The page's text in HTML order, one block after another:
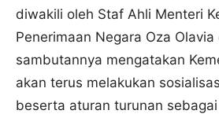
diwakili oleh Staf Ahli Menteri
Penerimaan Negara Oza Olavia
sambutannya mengatakan
akan terus melakukan
beserta aturan turunan